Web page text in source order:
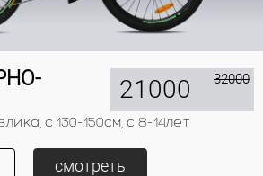
с 130-150см, с 8-14лет
21000 32000
смотреть